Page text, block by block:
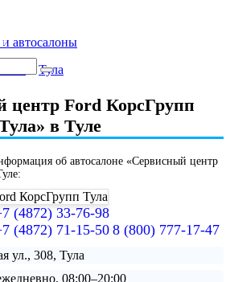
автосалоны
Тула
центр Ford КорсГрупп
в Туле
об автосалоне «Сервисный центр
(4872) 33-76-98
(4872) 71-15-50 8 (800) 777-17-47
ул., 308, Тула
08:00–20:00